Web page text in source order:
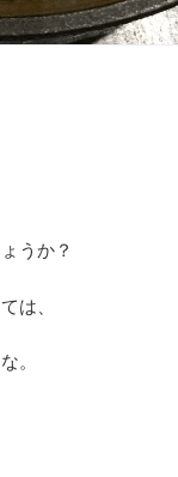
うか？
は、
。